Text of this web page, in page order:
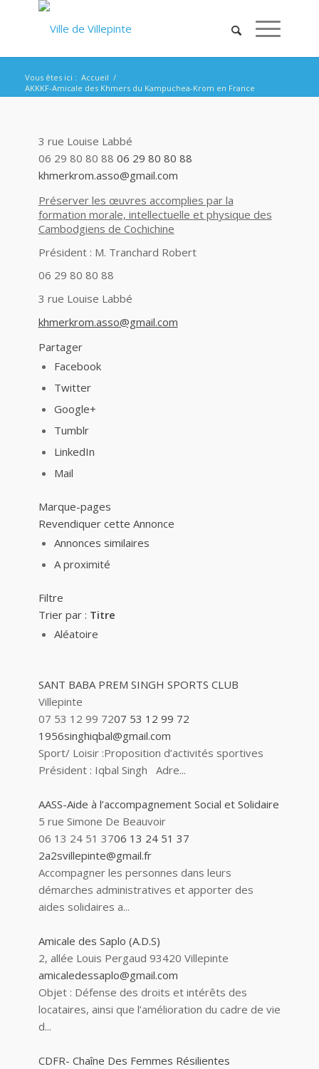
Vous êtes ici : Accueil /
AKKKF-Amicale des Khmers du Kampuchea-Krom en France
3 rue Louise Labbé
06 29 80 80 88 06 29 80 80 88
khmerkrom.asso@gmail.com
Préserver les œuvres accomplies par la
formation morale, intellectuelle et physique des
Cambodgiens de Cochichine
Président : M. Tranchard Robert
06 29 80 80 88
3 rue Louise Labbé
khmerkrom.asso@gmail.com
Partager
Facebook
Twitter
Google+
Tumblr
LinkedIn
Mail
Marque-pages
Revendiquer cette Annonce
Annonces similaires
A proximité
Filtre
Trier par : Titre
Aléatoire
SANT BABA PREM SINGH SPORTS CLUB
Villepinte
07 53 12 99 7207 53 12 99 72
1956singhiqbal@gmail.com
Sport/ Loisir :Proposition d’activités sportives
Président : Iqbal Singh Adre...
AASS-Aide à l’accompagnement Social et Solidaire
5 rue Simone De Beauvoir
06 13 24 51 3706 13 24 51 37
2a2svillepinte@gmail.fr
Accompagner les personnes dans leurs
démarches administratives et apporter des
aides solidaires a...
Amicale des Saplo (A.D.S)
2, allée Louis Pergaud 93420 Villepinte
amicaledessaplo@gmail.com
Objet : Défense des droits et intérêts des
locataires, ainsi que l’amélioration du cadre de vie
d...
CDFR- Chaîne Des Femmes Résilientes